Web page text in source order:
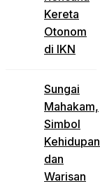
Kereta
Otonom
di IKN
Sungai
Mahakam,
Simbol
Kehidupan
dan
Warisan